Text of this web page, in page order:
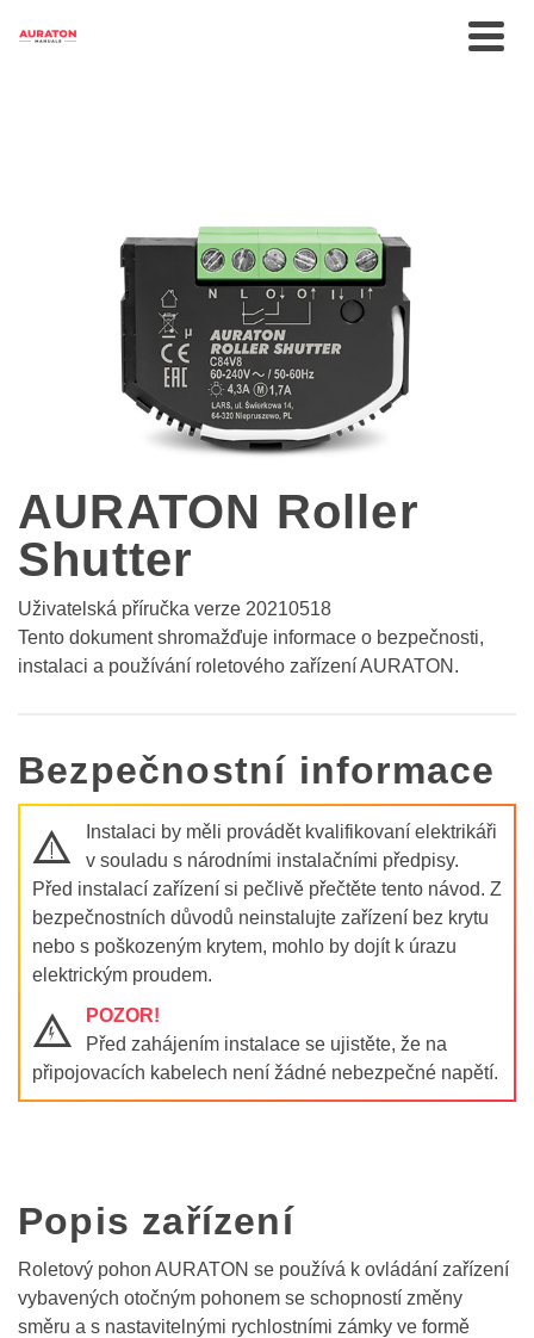
AURATON Roller
Shutter
Uživatelská příručka verze 20210518
Tento dokument shromažďuje informace o bezpečnosti,
instalaci a používání roletového zařízení AURATON.
Bezpečnostní informace
P
Instalaci by měli provádět kvalifikovaní elektrikáři
v souladu s národními instalačními předpisy.
Před instalací zařízení si pečlivě přečtěte tento návod. Z
bezpečnostních důvodů neinstalujte zařízení bez krytu
nebo s poškozeným krytem, ​​mohlo by dojít k úrazu
elektrickým proudem.
Q
POZOR!
Před zahájením instalace se ujistěte, že na
připojovacích kabelech není žádné nebezpečné napětí.
Popis zařízení
Roletový pohon AURATON se používá k ovládání zařízení
vybavených otočným pohonem se schopností změny
směru a s nastavitelnými rychlostními zámky ve formě